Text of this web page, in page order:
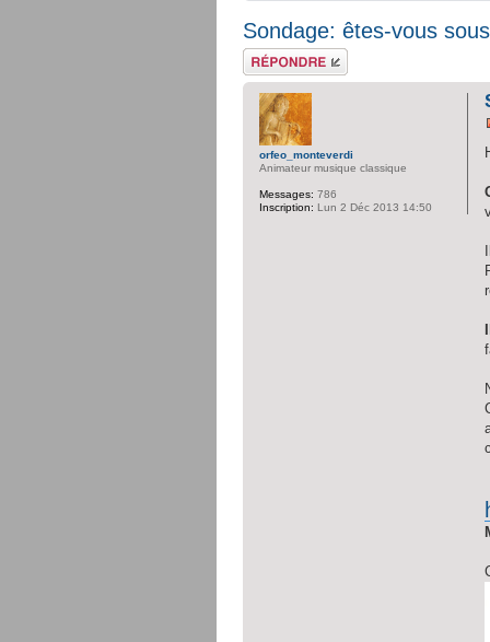
Sondage: êtes-vous
Répondre
orfeo_monteverdi
Animateur musique classique
Messages: 786
Inscription: Lun 2 Déc 2013 14:50